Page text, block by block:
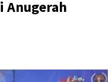
Anugerah